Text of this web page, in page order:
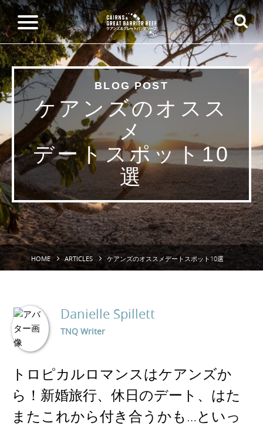
BLOG POST
ケアンズのオスス
メ
デートスポット10
選
HOME ARTICLES ケアンズのオススメデートスポット10選
Danielle Spillett
TNQ Writer
トロピカルロマンスはケアンズか
ら！新婚旅行、休日のデート、はた
またこれから付き合うかも…といっ